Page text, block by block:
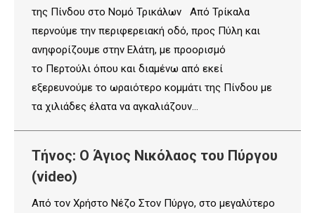
της Πίνδου στο Νομό Τρικάλων Από Τρίκαλα
περνούμε την περιφερειακή οδό, προς Πύλη και
ανηφορίζουμε στην Ελάτη, με προορισμό
το Περτούλι όπου και διαμένω από εκεί
εξερευνούμε το ωραιότερο κομμάτι της Πίνδου με
τα χιλιάδες έλατα να αγκαλιάζουν…
Τήνος: Ο Άγιος Νικόλαος του Πύργου
(video)
Από τον Χρήστο Νέζο Στον Πύργο, στο μεγαλύτερο